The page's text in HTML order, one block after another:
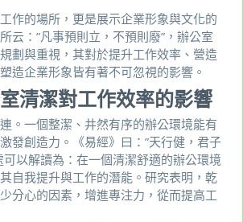
作的場所，更是展示企業形象與文化的
云：”凡事預則立，不預則廢”，辦公室
劃與重視，其對於提升工作效率、營造
造企業形象皆有著不可忽視的影響。
室清潔對工作效率的影響
。一個整潔、井然有序的辦公環境能有
發創造力。《易經》曰：”天行健，君子
可以解讀為：在一個清潔舒適的辦公環境
自我提升與工作的潛能。研究表明，乾
分心的因素，增進專注力，從而提高工